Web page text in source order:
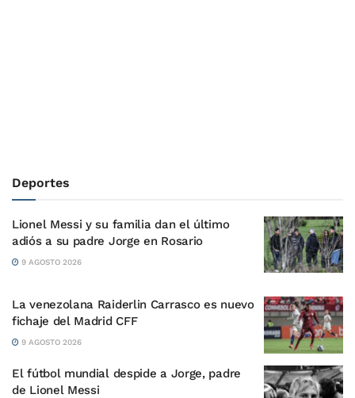
Deportes
Lionel Messi y su familia dan el último
adiós a su padre Jorge en Rosario
9 AGOSTO 2026
La venezolana Raiderlin Carrasco es nuevo
fichaje del Madrid CFF
9 AGOSTO 2026
El fútbol mundial despide a Jorge, padre
de Lionel Messi